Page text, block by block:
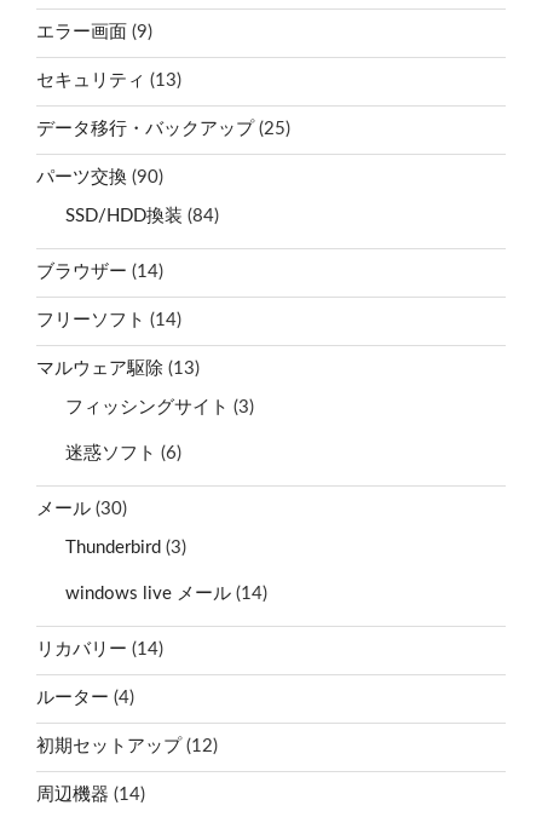
エラー画面 (9)
セキュリティ (13)
データ移行・バックアップ (25)
パーツ交換 (90)
SSD/HDD換装 (84)
ブラウザー (14)
フリーソフト (14)
マルウェア駆除 (13)
フィッシングサイト (3)
迷惑ソフト (6)
メール (30)
Thunderbird (3)
windows live メール (14)
リカバリー (14)
ルーター (4)
初期セットアップ (12)
周辺機器 (14)